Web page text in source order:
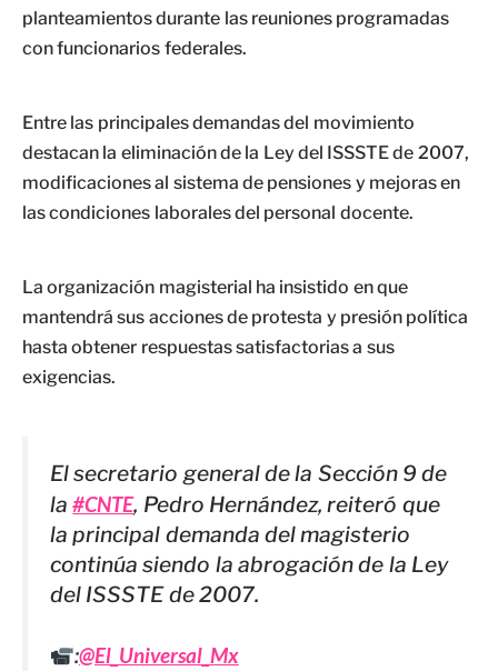
planteamientos durante las reuniones programadas
con funcionarios federales.
Entre las principales demandas del movimiento
destacan la eliminación de la Ley del ISSSTE de 2007,
modificaciones al sistema de pensiones y mejoras en
las condiciones laborales del personal docente.
La organización magisterial ha insistido en que
mantendrá sus acciones de protesta y presión política
hasta obtener respuestas satisfactorias a sus
exigencias.
El secretario general de la Sección 9 de
la#CNTE, Pedro Hernández, reiteró que
la principal demanda del magisterio
continúa siendo la abrogación de la Ley
del ISSSTE de 2007.
:@El_Universal_Mx